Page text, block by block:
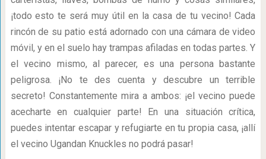
¡todo esto te será muy útil en la casa de tu vecino! Cada
rincón de su patio está adornado con una cámara de video
móvil, y en el suelo hay trampas afiladas en todas partes. Y
el vecino mismo, al parecer, es una persona bastante
peligrosa. ¡No te des cuenta y descubre un terrible
secreto! Constantemente mira a ambos: ¡el vecino puede
acecharte en cualquier parte! En una situación crítica,
puedes intentar escapar y refugiarte en tu propia casa, ¡allí
el vecino Ugandan Knuckles no podrá pasar!